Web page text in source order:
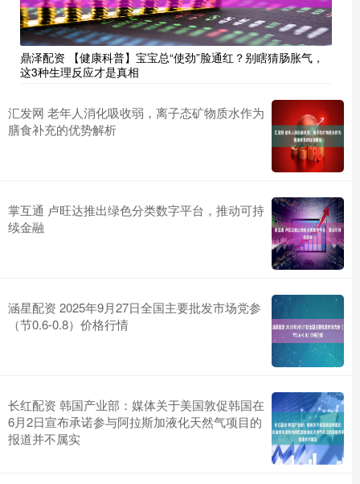
鼎泽配资 【健康科普】宝宝总“使劲”脸通红？别瞎猜肠胀气，
这3种生理反应才是真相
汇发网 老年人消化吸收弱，离子态矿物质水作为
膳食补充的优势解析
掌互通 卢旺达推出绿色分类数字平台，推动可持
续金融
涵星配资 2025年9月27日全国主要批发市场党参
（节0.6-0.8）价格行情
长红配资 韩国产业部：媒体关于美国敦促韩国在
6月2日宣布承诺参与阿拉斯加液化天然气项目的
报道并不属实